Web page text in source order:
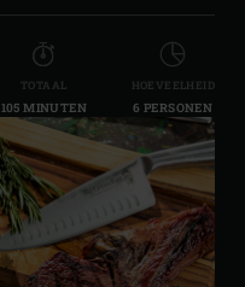
TOTAAL
105 MINUTEN
HOEVEELHEID
6 PERSONEN